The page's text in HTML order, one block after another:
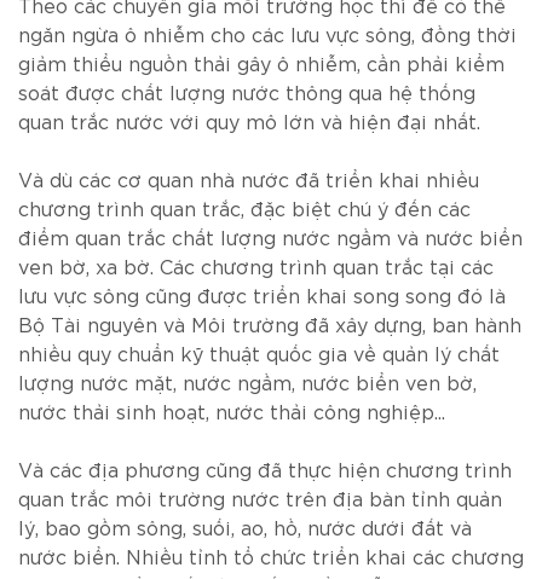
Theo các chuyên gia môi trường học thì để có thể
ngăn ngừa ô nhiễm cho các lưu vực sông, đồng thời
giảm thiểu nguồn thải gây ô nhiễm, cần phải kiểm
soát được chất lượng nước thông qua hệ thống
quan trắc nước với quy mô lớn và hiện đại nhất.
Và dù các cơ quan nhà nước đã triển khai nhiều
chương trình quan trắc, đặc biệt chú ý đến các
điểm quan trắc chất lượng nước ngầm và nước biển
ven bờ, xa bờ. Các chương trình quan trắc tại các
lưu vực sông cũng được triển khai song song đó là
Bộ Tài nguyên và Môi trường đã xây dựng, ban hành
nhiều quy chuẩn kỹ thuật quốc gia về quản lý chất
lượng nước mặt, nước ngầm, nước biển ven bờ,
nước thải sinh hoạt, nước thải công nghiệp...
Và các địa phương cũng đã thực hiện chương trình
quan trắc môi trường nước trên địa bàn tỉnh quản
lý, bao gồm sông, suối, ao, hồ, nước dưới đất và
nước biển. Nhiều tỉnh tổ chức triển khai các chương